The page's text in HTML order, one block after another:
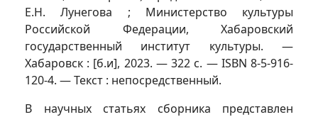
Е.Н. Лунегова ; Министерство культуры
Российской Федерации, Хабаровский
государственный институт культуры. —
Хабаровск : [б.и], 2023. — 322 с. — ISBN 8-5-916-
120-4. — Текст : непосредственный.
В научных статьях сборника представлен